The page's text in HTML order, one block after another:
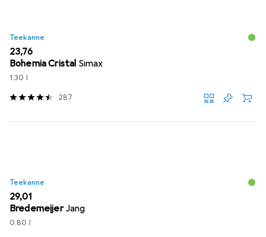
Teekanne
EUR
23,76
Bohemia Cristal Simax
1.30 l
287
Teekanne
EUR
29,01
Bredemeijer Jang
0.80 l